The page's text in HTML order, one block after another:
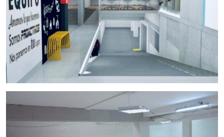
variedad de servicios, restaurantes, tiendas y una red de
transporte público altamente eficiente. Vivir o tener un
negocio en el Eixample significa estar en el corazón de
Barcelona, rodeado de historia, cultura y todas las
comodidades de una gran ciudad.
InmoOlaya, Tu Agencia Inmobiliaria de Confianza
EnInmoOlaya, nos especializamos en la venta y alquiler de
locales comerciales en Barcelona y sus alrededores. Nuestro
equipo de expertos inmobiliarios está comprometido a
ofrecerte un servicio personalizado y profesional,
ayudándote a encontrar el espacio perfecto para tu negocio
y asesorándote en cada paso del proceso de compra.